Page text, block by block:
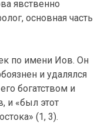
явственно
основная часть
по имени Иов. Он
и удалялся
богатством и
и «был этот
(1, 3).